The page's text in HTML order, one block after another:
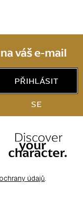
váš e-mail
PŘIHLÁSIT
SE
údajů.